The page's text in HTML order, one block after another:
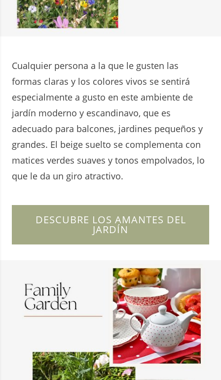
Cualquier persona a la que le gusten las
formas claras y los colores vivos se sentirá
especialmente a gusto en este ambiente de
jardín moderno y escandinavo, que es
adecuado para balcones, jardines pequeños y
grandes. El beige suelto se complementa con
matices verdes suaves y tonos empolvados, lo
que le da un giro atractivo.
DESCUBRE LOS AMANTES DEL
JARDÍN